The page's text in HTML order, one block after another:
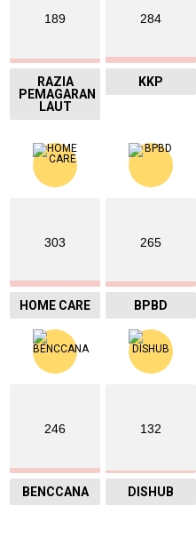
189
RAZIA
PEMAGARAN
LAUT
284
KKP
303
HOME CARE
265
BPBD
246
BENCCANA
132
DISHUB